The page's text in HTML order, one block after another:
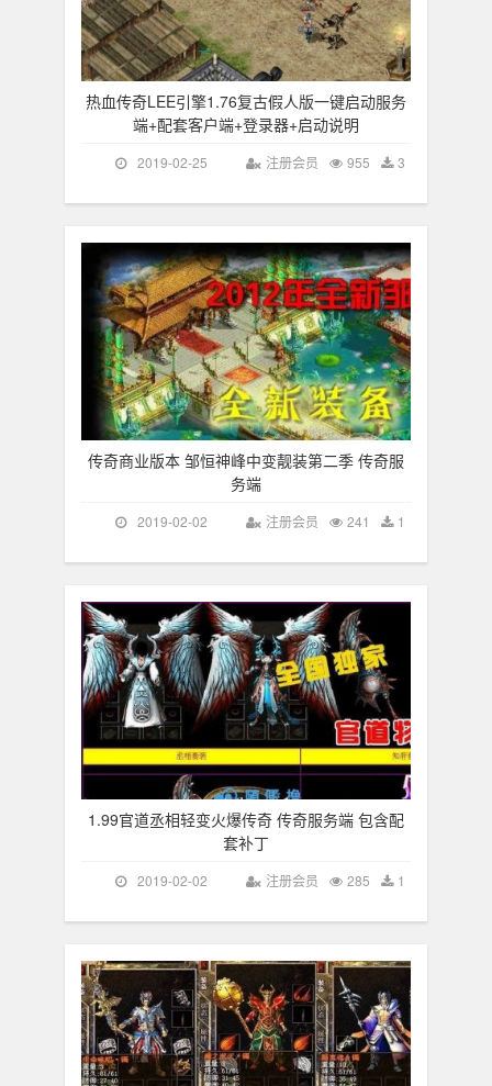
热血传奇LEE引擎1.76复古假人版一键启动服务
端+配套客户端+登录器+启动说明
2019-02-25 3
955
注册会员
传奇商业版本 邹恒神峰中变靓装第二季 传奇服
务端
2019-02-02 1
241
注册会员
1.99官道丞相轻变火爆传奇 传奇服务端 包含配
套补丁
2019-02-02 1
285
注册会员